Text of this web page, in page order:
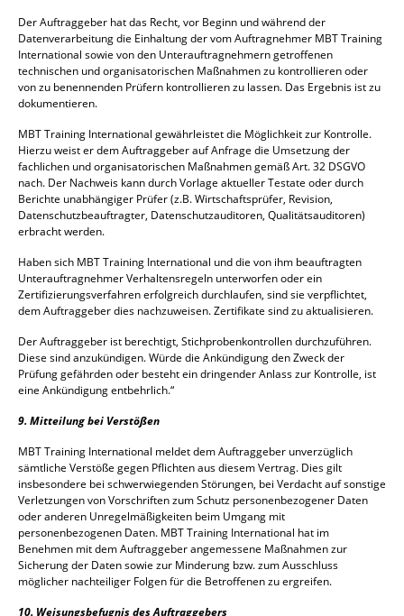
Der Auftraggeber hat das Recht, vor Beginn und während der
Datenverarbeitung die Einhaltung der vom Auftragnehmer MBT Training
International sowie von den Unterauftragnehmern getroffenen
technischen und organisatorischen Maßnahmen zu kontrollieren oder
von zu benennenden Prüfern kontrollieren zu lassen. Das Ergebnis ist zu
dokumentieren.
MBT Training International gewährleistet die Möglichkeit zur Kontrolle.
Hierzu weist er dem Auftraggeber auf Anfrage die Umsetzung der
fachlichen und organisatorischen Maßnahmen gemäß Art. 32 DSGVO
nach. Der Nachweis kann durch Vorlage aktueller Testate oder durch
Berichte unabhängiger Prüfer (z.B. Wirtschaftsprüfer, Revision,
Datenschutzbeauftragter, Datenschutzauditoren, Qualitätsauditoren)
erbracht werden.
Haben sich MBT Training International und die von ihm beauftragten
Unterauftragnehmer Verhaltensregeln unterworfen oder ein
Zertifizierungsverfahren erfolgreich durchlaufen, sind sie verpflichtet,
dem Auftraggeber dies nachzuweisen. Zertifikate sind zu aktualisieren.
Der Auftraggeber ist berechtigt, Stichprobenkontrollen durchzuführen.
Diese sind anzukündigen. Würde die Ankündigung den Zweck der
Prüfung gefährden oder besteht ein dringender Anlass zur Kontrolle, ist
eine Ankündigung entbehrlich.“
9. Mitteilung bei Verstößen
MBT Training International meldet dem Auftraggeber unverzüglich
sämtliche Verstöße gegen Pflichten aus diesem Vertrag. Dies gilt
insbesondere bei schwerwiegenden Störungen, bei Verdacht auf sonstige
Verletzungen von Vorschriften zum Schutz personenbezogener Daten
oder anderen Unregelmäßigkeiten beim Umgang mit
personenbezogenen Daten. MBT Training International hat im
Benehmen mit dem Auftraggeber angemessene Maßnahmen zur
Sicherung der Daten sowie zur Minderung bzw. zum Ausschluss
möglicher nachteiliger Folgen für die Betroffenen zu ergreifen.
10. Weisungsbefugnis des Auftraggebers